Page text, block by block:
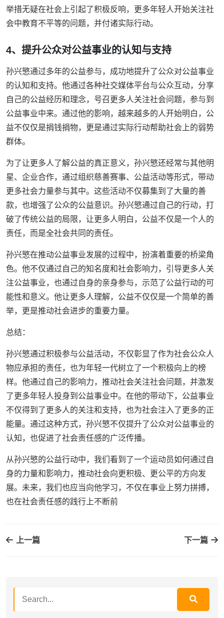
举措无疑在社会上引起了积极反响，更多年轻人开始关注社
会中教育不平等的问题，并付诸实际行动。
4、提升公众对公益事业的认知与支持
孙兴慜通过多年的公益参与，成功地提升了公众对公益事业
的认知和支持。他通过各种社交媒体平台与公众互动，分享
自己的公益经历和理念，号召更多人关注社会问题，参与到
公益事业中来。通过他的影响，越来越多的人开始明白，公
益不仅仅是捐钱捐物，更是通过实际行动帮助社会上的弱势
群体。
为了让更多人了解公益的真正意义，孙兴慜还经常与其他明
星、企业合作，通过组织慈善赛事、公益活动等形式，带动
更多社会力量参与其中。这些活动不仅募集到了大量的善
款，也增强了公众的公益意识。孙兴慜通过自己的行动，打
破了传统公益的局限，让更多人明白，公益不仅是一个人的
责任，而是全社会共同的责任。
孙兴慜在推动公益事业发展的过程中，扮演着重要的桥梁角
色。他不仅通过自己的知名度和社会影响力，引导更多人关
注公益事业，也通过自身的亲身参与，示范了公益行动的可
能性和意义。他让更多人理解，公益不仅仅是一个简单的善
举，更是推动社会进步的重要力量。
总结：
孙兴慜通过积极参与公益活动，不仅彰显了作为社会公众人
物应承担的责任，也为年轻一代树立了一个积极向上的榜
样。他通过自己的影响力，推动社会关注社会问题，并激发
了更多年轻人投身到公益事业中。在他的带动下，公益事业
不仅得到了更多人的关注和支持，也为社会注入了更多的正
能量。通过这种方式，孙兴慜不仅提升了公众对公益事业的
认知，也促进了社会责任感的广泛传播。
从孙兴慜的公益行动中，我们看到了一个运动员如何通过自
身的力量和影响力，推动社会向更积极、更公平的方向发
展。未来，我们也应当向他学习，不仅在事业上努力拼搏，
也在社会责任感的践行上不断前
上一篇 下一篇